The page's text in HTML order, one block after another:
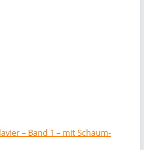
– Band 1 – mit Schaum-